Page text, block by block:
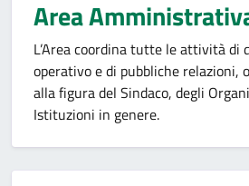
Area
L’Area coordina tutte le attività di
operativo e di pubbliche relazioni,
alla figura del Sindaco, degli
Istituzioni in genere.